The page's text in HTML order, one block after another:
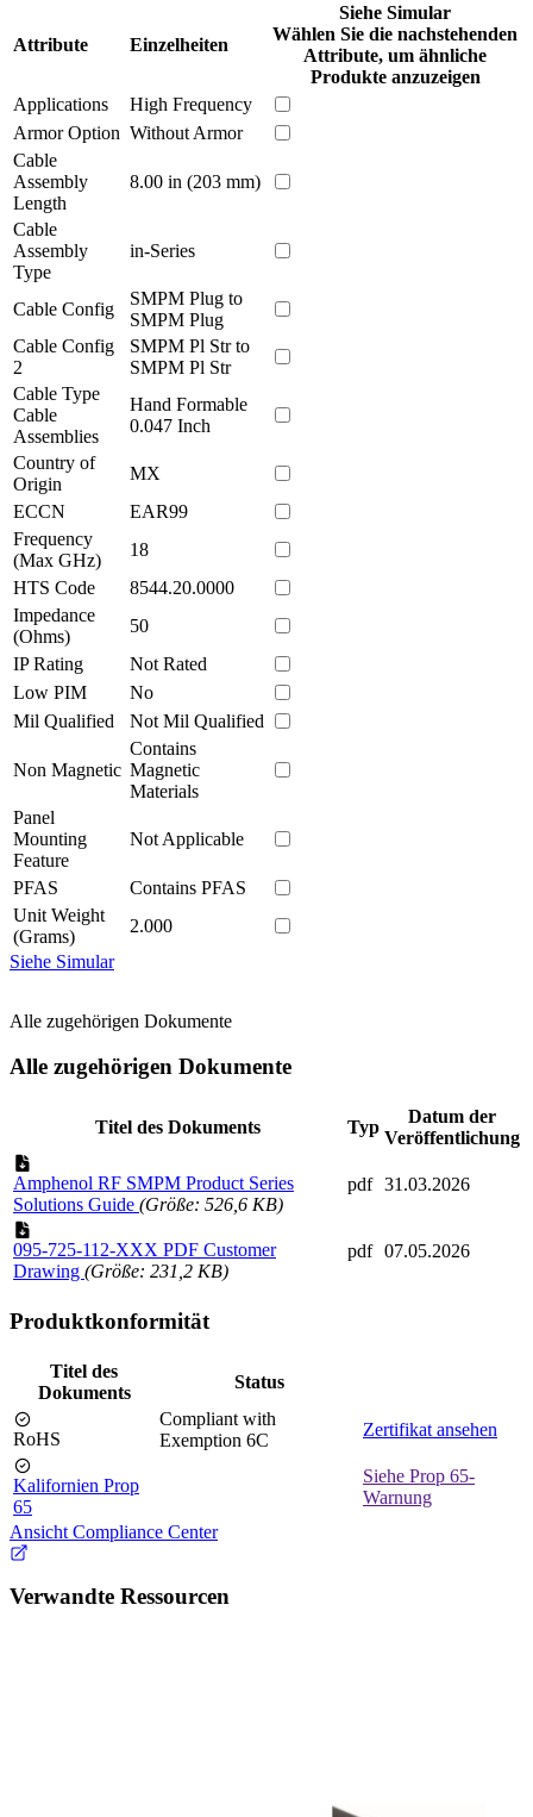
Attribute Einzelheiten
Siehe Simular
Wählen Sie die nachstehenden
Attribute, um ähnliche
Produkte anzuzeigen
Applications
High Frequency
Armor Option Without Armor
Cable
Assembly
Length
8.00 in (203 mm)
Cable
Assembly
Type
in-Series
Cable Config
SMPM Plug to
SMPM Plug
Cable Config
2
SMPM Pl Str to
SMPM Pl Str
Cable Type
Cable
Assemblies
Hand Formable
0.047 Inch
Country of
Origin
MX
ECCN
EAR99
Frequency
(Max GHz)
18
HTS Code
8544.20.0000
Impedance
(Ohms)
50
IP Rating
Not Rated
Low PIM
No
Mil Qualified
Not Mil Qualified
Non Magnetic
Contains
Magnetic
Materials
Panel
Mounting
Feature
Not Applicable
PFAS
Contains PFAS
Unit Weight
(Grams)
2.000
Siehe Simular
Alle zugehörigen Dokumente
Alle zugehörigen Dokumente
Titel des Dokuments Typ
Datum der
Veröffentlichung
Amphenol RF SMPM Product Series
Solutions Guide (Größe: 526,6 KB)
pdf 31.03.2026
095-725-112-XXX PDF Customer
Drawing (Größe: 231,2 KB)
pdf 07.05.2026
Produktkonformität
Titel des
Dokuments
Status
RoHS
Compliant with
Exemption 6C
Zertifikat ansehen
Kalifornien Prop
65
Siehe Prop 65-
Warnung
Ansicht Compliance Center
Verwandte Ressourcen